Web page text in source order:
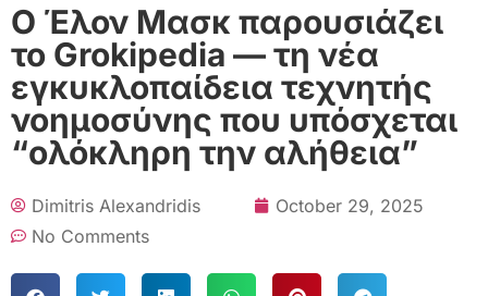
Ο Έλον Μασκ παρουσιάζει
το Grokipedia — τη νέα
εγκυκλοπαίδεια τεχνητής
νοημοσύνης που υπόσχεται
“ολόκληρη την αλήθεια”
Dimitris Alexandridis
October 29, 2025
No Comments